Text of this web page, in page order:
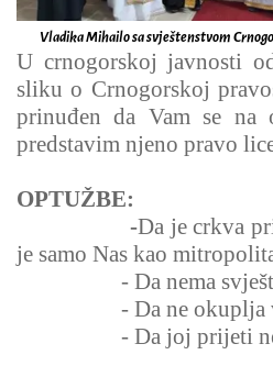
Vladika Mihailo sa svještenstvom
U crnogorskoj javnosti
sliku o Crnogorskoj
prinuđen da Vam se
predstavim njeno pravo
OPTUŽBE:
-Da je crkva
je samo Nas kao
- Da nema
- Da ne okuplja
- Da joj prijeti